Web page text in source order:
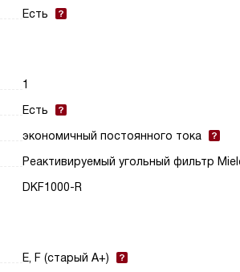
Есть
1
Есть
экономичный постоянного тока
Реактивируемый угольный фильтр
DKF1000-R
E, F (старый A+)